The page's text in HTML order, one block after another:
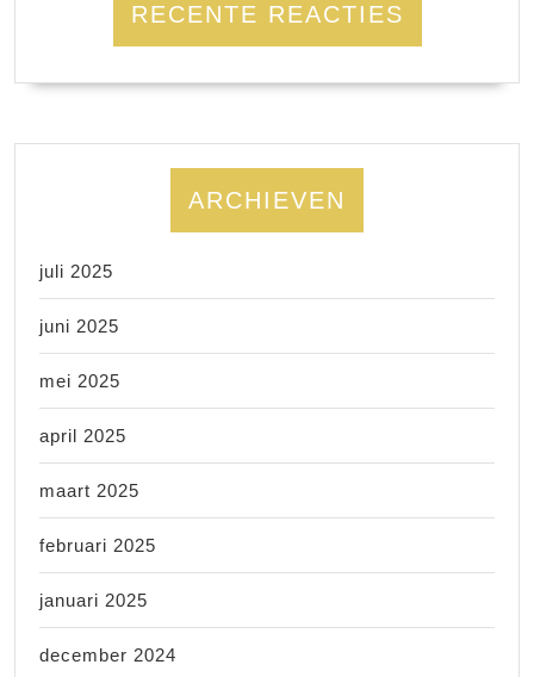
RECENTE REACTIES
ARCHIEVEN
juli 2025
juni 2025
mei 2025
april 2025
maart 2025
februari 2025
januari 2025
december 2024